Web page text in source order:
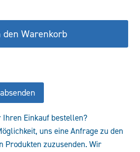
den Warenkorb
Ihren Einkauf bestellen?
uns eine Anfrage zu den
Produkten zuzusenden. Wir